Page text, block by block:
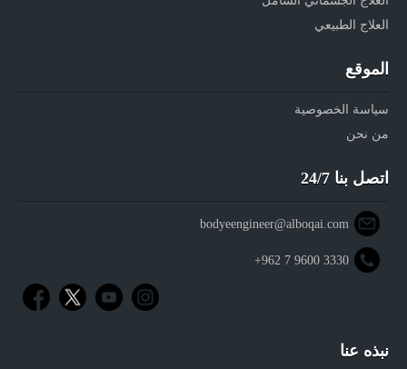
العلاج الطبيعي
الموقع
سياسة الخصوصية
من نحن
اتصل بنا 24/7
bodyeengineer@alboqai.com
+962 7 9600 3330
نبذه عنا